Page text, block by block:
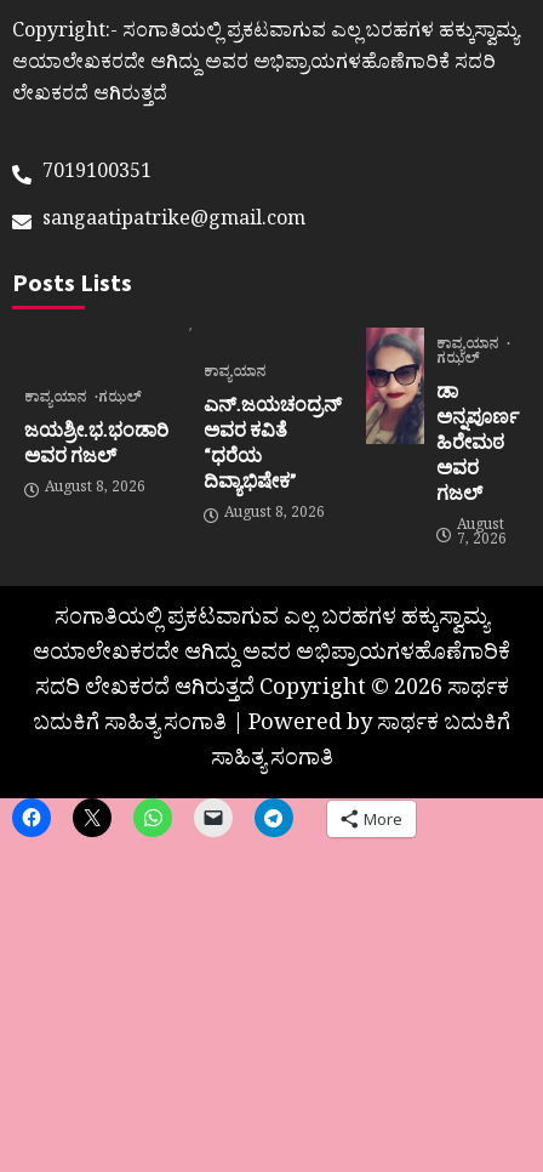
Copyright:- ಸಂಗಾತಿಯಲ್ಲಿ ಪ್ರಕಟವಾಗುವ ಎಲ್ಲ ಬರಹಗಳ ಹಕ್ಕುಸ್ವಾಮ್ಯ
ಆಯಾಲೇಖಕರದೇ ಆಗಿದ್ದು ಅವರ ಅಭಿಪ್ರಾಯಗಳಹೊಣೆಗಾರಿಕೆ ಸದರಿ
ಲೇಖಕರದೆ ಆಗಿರುತ್ತದೆ
7019100351
sangaatipatrike@gmail.com
Posts Lists
ಕಾವ್ಯಯಾನ ಗಝಲ್
ಜಯಶ್ರೀ.ಭ.ಭಂಡಾರಿ
ಅವರ ಗಜಲ್
August 8, 2026
ಕಾವ್ಯಯಾನ
ಎನ್.ಜಯಚಂದ್ರನ್
ಅವರ ಕವಿತೆ
“ಧರೆಯ
ದಿವ್ಯಾಭಿಷೇಕ”
August 8, 2026
ಕಾವ್ಯಯಾನ
ಗಝಲ್
ಡಾ
ಅನ್ನಪೂರ್ಣ
ಹಿರೇಮಠ
ಅವರ
ಗಜಲ್
August
7, 2026
ಸಂಗಾತಿಯಲ್ಲಿ ಪ್ರಕಟವಾಗುವ ಎಲ್ಲ ಬರಹಗಳ ಹಕ್ಕುಸ್ವಾಮ್ಯ
ಆಯಾಲೇಖಕರದೇ ಆಗಿದ್ದು ಅವರ ಅಭಿಪ್ರಾಯಗಳಹೊಣೆಗಾರಿಕೆ
ಸದರಿ ಲೇಖಕರದೆ ಆಗಿರುತ್ತದೆ Copyright © 2026 ಸಾರ್ಥಕ
ಬದುಕಿಗೆ ಸಾಹಿತ್ಯ ಸಂಗಾತಿ | Powered by ಸಾರ್ಥಕ ಬದುಕಿಗೆ
ಸಾಹಿತ್ಯ ಸಂಗಾತಿ
More